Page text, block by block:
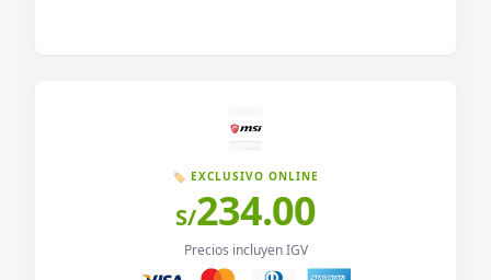
🏷️ EXCLUSIVO ONLINE
S/234.00
Precios incluyen IGV